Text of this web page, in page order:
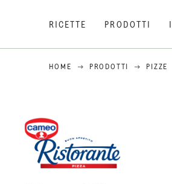
RICETTE PRODOTTI
HOME PRODOTTI PIZZE